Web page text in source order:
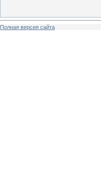
Полная версия сайта